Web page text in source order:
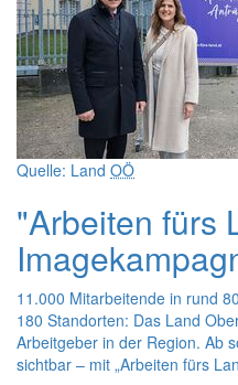
Quelle: Land OÖ
"Arbeiten fürs
11.000 Mitarbeitende in rund
180 Standorten: Das Land
Arbeitgeber in der Region. Ab
sichtbar – mit „Arbeiten fürs